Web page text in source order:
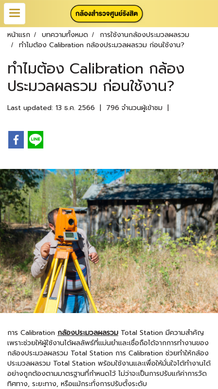
หน้าแรก บทความทั้งหมด
การใช้งานกล้องประมวลผลรวม
ทำไมต้อง Calibration กล้องประมวลผลรวม ก่อนใช้งาน?
ทำไมต้อง Calibration กล้อง
ประมวลผลรวม ก่อนใช้งาน?
Last updated: 13 ธ.ค. 2566 | 796 จำนวนผู้เข้าชม |
การ Calibration กล้องประมวลผลรวม Total Station มีความสำคัญ
เพราะช่วยให้ผู้ใช้งานได้ผลลัพธ์ที่แม่นยำและเชื่อถือได้จากการทำงานของ
กล้องประมวลผลรวม Total Station การ Calibration ช่วยทำให้กล้อง
ประมวลผลรวม Total Station พร้อมใช้งานและเพื่อให้มั่นใจได้ทำงานได้
อย่างถูกต้องตามมาตรฐานที่กำหนดไว้ ไม่ว่าจะเป็นการปรับแก้ค่าการวัด
ทิศทาง, ระยะทาง, หรือแม้กระทั่งการปรับตั้งระดับ